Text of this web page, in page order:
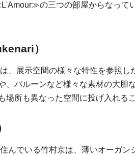
の三つの部屋からなってい
）
、展示空間の様々な特性を参照
、バルーンなど様々な素材の大
場所も異なった空間に投げ入れる
んでいる竹村京は、薄いオーガ